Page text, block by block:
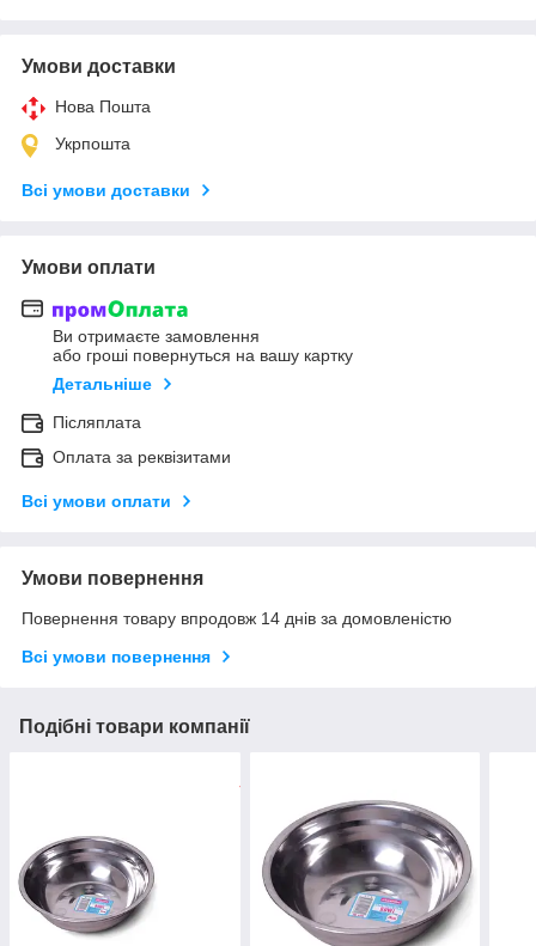
Умови доставки
Нова Пошта
Укрпошта
Всі умови доставки
Умови оплати
Ви отримаєте замовлення
або гроші повернуться на вашу картку
Детальніше
Післяплата
Оплата за реквізитами
Всі умови оплати
Умови повернення
Повернення товару впродовж 14 днів за домовленістю
Всі умови повернення
Подібні товари компанії